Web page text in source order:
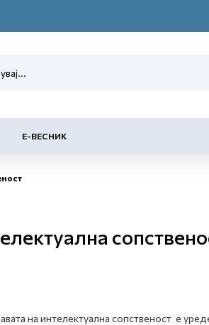
Е-ВЕСНИК
на интелектуална сопственост е